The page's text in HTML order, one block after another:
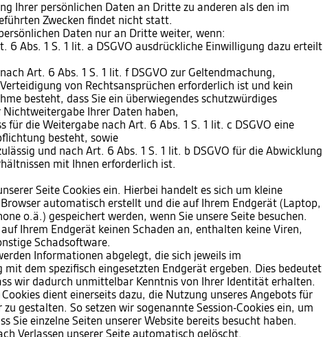
Ihrer persönlichen Daten an Dritte zu anderen als den im
Zwecken findet nicht statt.
Daten nur an Dritte weiter, wenn:
6 Abs. 1 S. 1 lit. a DSGVO ausdrückliche Einwilligung dazu erteilt
Art. 6 Abs. 1 S. 1 lit. f DSGVO zur Geltendmachung,
von Rechtsansprüchen erforderlich ist und kein
besteht, dass Sie ein überwiegendes schutzwürdiges
Nichtweitergabe Ihrer Daten haben,
für die Weitergabe nach Art. 6 Abs. 1 S. 1 lit. c DSGVO eine
besteht, sowie
und nach Art. 6 Abs. 1 S. 1 lit. b DSGVO für die Abwicklung
mit Ihnen erforderlich ist.
Seite Cookies ein. Hierbei handelt es sich um kleine
automatisch erstellt und die auf Ihrem Endgerät (Laptop,
o.ä.) gespeichert werden, wenn Sie unsere Seite besuchen.
Ihrem Endgerät keinen Schaden an, enthalten keine Viren,
Schadsoftware.
Informationen abgelegt, die sich jeweils im
mit dem spezifisch eingesetzten Endgerät ergeben. Dies bedeutet
wir dadurch unmittelbar Kenntnis von Ihrer Identität erhalten.
dient einerseits dazu, die Nutzung unseres Angebots für
zu gestalten. So setzen wir sogenannte Session-Cookies ein, um
Sie einzelne Seiten unserer Website bereits besucht haben.
Verlassen unserer Seite automatisch gelöscht.